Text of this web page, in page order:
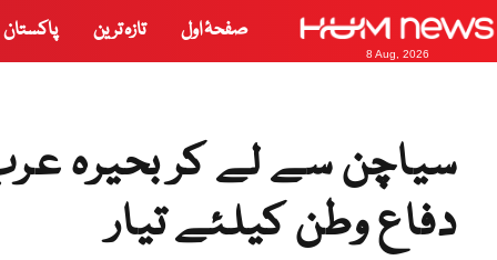
8 Aug, 2026
صفحۂ اول تازہ ترین پاکستان
سیاچن سے لے کر بحیرہ
دفاع وطن کیلئے تیار